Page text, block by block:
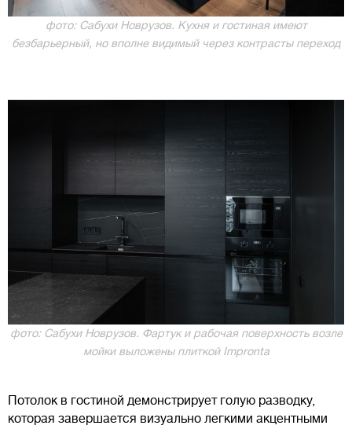
фото: Сабухи Новрузов. Кухня и гостиная имеют
безбарьерный, но вполне видимый через контрасты переход
фото: Сабухи Новрузов. Фартук и рабочая поверхность возле
мойки выложены плиткой Impronta
Потолок в гостиной демонстрирует голую разводку,
которая завершается визуально легкими акцентными